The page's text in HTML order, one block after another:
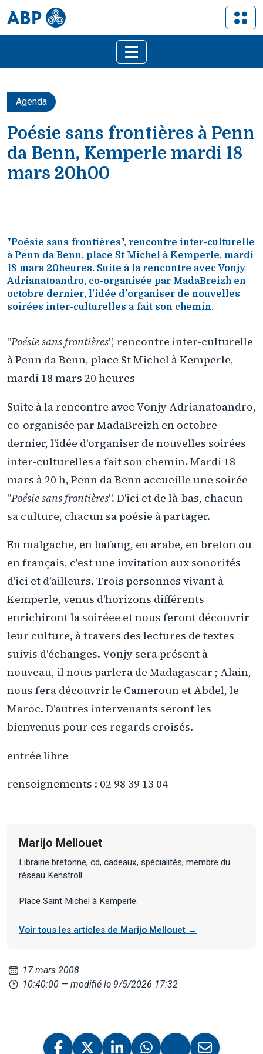
Agenda
Poésie sans frontières à Penn
da Benn, Kemperle mardi 18
mars 20h00
"Poésie sans frontières", rencontre inter-culturelle
à Penn da Benn, place St Michel à Kemperle, mardi
18 mars 20heures. Suite à la rencontre avec Vonjy
Adrianatoandro, co-organisée par MadaBreizh en
octobre dernier, l'idée d'organiser de nouvelles
soirées inter-culturelles a fait son chemin.
"Poésie sans frontières", rencontre inter-culturelle
à Penn da Benn, place St Michel à Kemperle,
mardi 18 mars 20 heures
Suite à la rencontre avec Vonjy Adrianatoandro,
co-organisée par MadaBreizh en octobre
dernier, l'idée d'organiser de nouvelles soirées
inter-culturelles a fait son chemin. Mardi 18
mars à 20 h, Penn da Benn accueille une soirée
"Poésie sans frontières". D'ici et de là-bas, chacun
sa culture, chacun sa poésie à partager.
En malgache, en bafang, en arabe, en breton ou
en français, c'est une invitation aux sonorités
d'ici et d'ailleurs. Trois personnes vivant à
Kemperle, venus d'horizons différents
enrichiront la soiréee et nous feront découvrir
leur culture, à travers des lectures de textes
suivis d'échanges. Vonjy sera présent à
nouveau, il nous parlera de Madagascar ; Alain,
nous fera découvrir le Cameroun et Abdel, le
Maroc. D'autres intervenants seront les
bienvenus pour ces regards croisés.
entrée libre
renseignements : 02 98 39 13 04
Marijo Mellouet
Librairie bretonne, cd, cadeaux, spécialités, membre du
réseau Kenstroll.
Place Saint Michel à Kemperle.
Voir tous les articles de Marijo Mellouet →
17 mars 2008
10:40:00 — modifié le 9/5/2026 17:32